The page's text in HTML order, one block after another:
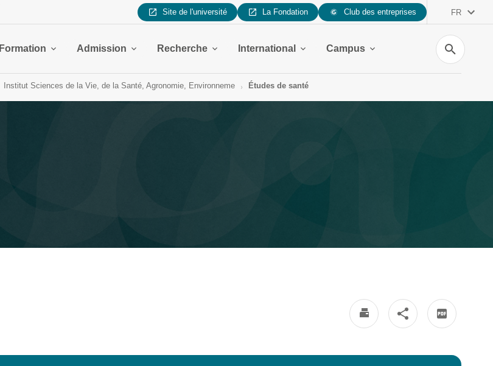
Site de l'université La Fondation Club des entreprises FR
Formation Admission Recherche International Campus
Recherche
Institut Sciences de la Vie, de la Santé, Agronomie, Environneme Études de santé